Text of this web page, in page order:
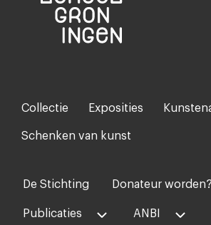
Footer-
menu
Collectie Exposities
Schenken van kunst
Voet
midden
De Stichting Donateur worden?
Publicaties ANBI